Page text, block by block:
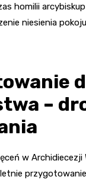
homilii
niesienia
–
w Archidiecezji